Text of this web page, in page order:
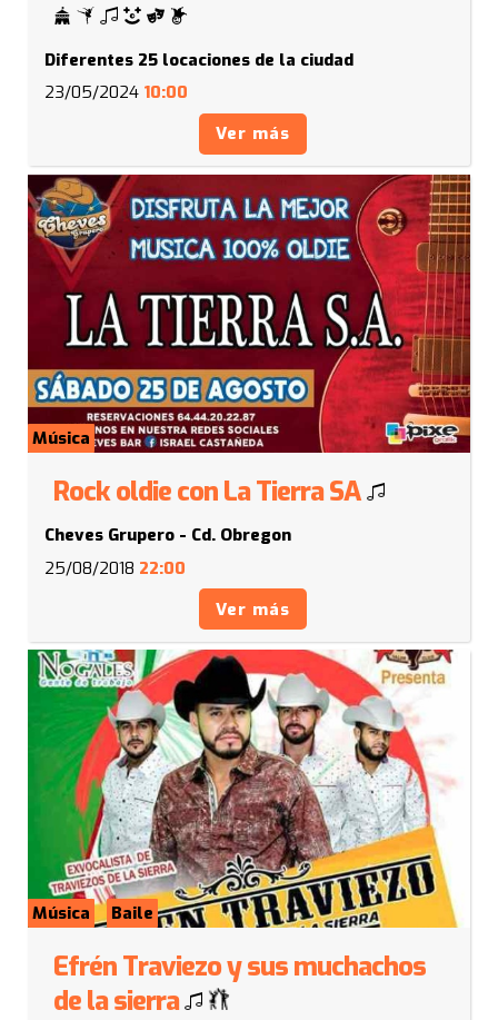
Diferentes 25 locaciones de la ciudad
23/05/2024 10:00
Ver más
Música
Rock oldie con La Tierra SA
Cheves Grupero - Cd. Obregon
25/08/2018 22:00
Ver más
Música Baile
Efrén Traviezo y sus muchachos
de la sierra